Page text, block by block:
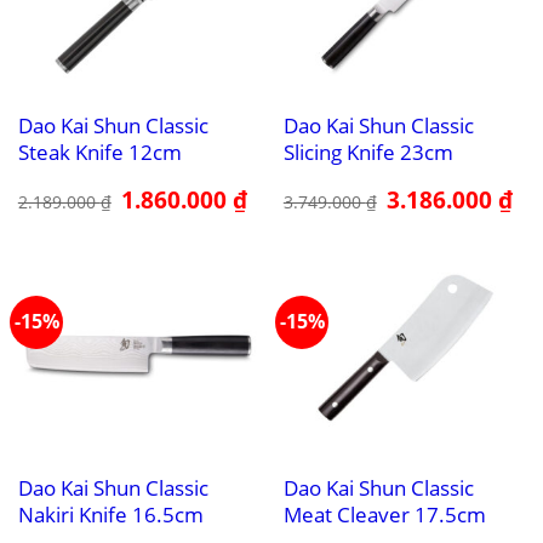
Dao Kai Shun Classic
Steak Knife 12cm
2.189.000₫ Giá
gốc
1.860.000₫Giá
hiện
Dao Kai Shun Classic
Slicing Knife 23cm
3.749.000₫ Giá
gốc
3.186.000₫Giá
-15%
Dao Kai Shun Classic
Nakiri Knife 16.5cm
-15%
Dao Kai Shun Classic
Meat Cleaver 17.5cm